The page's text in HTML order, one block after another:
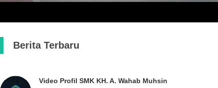
Berita Terbaru
Video Profil SMK KH. A. Wahab Muhsin